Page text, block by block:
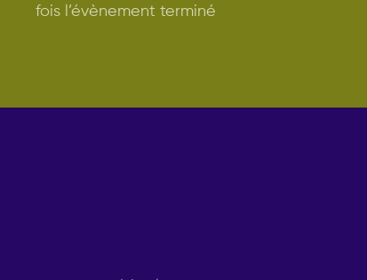
fois l’évènement terminé